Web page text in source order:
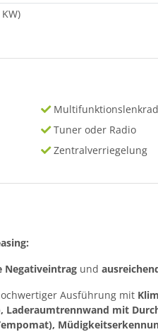
Multifunktionslenkrad
Tuner oder Radio
Zentralverriegelung
Negativeintrag und
Ausführung mit
Laderaumtrennwand mit